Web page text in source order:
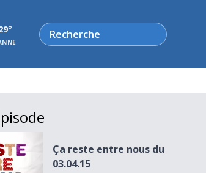
Rechercher
du 03.04.15
Ça reste entre nous du
03.04.15